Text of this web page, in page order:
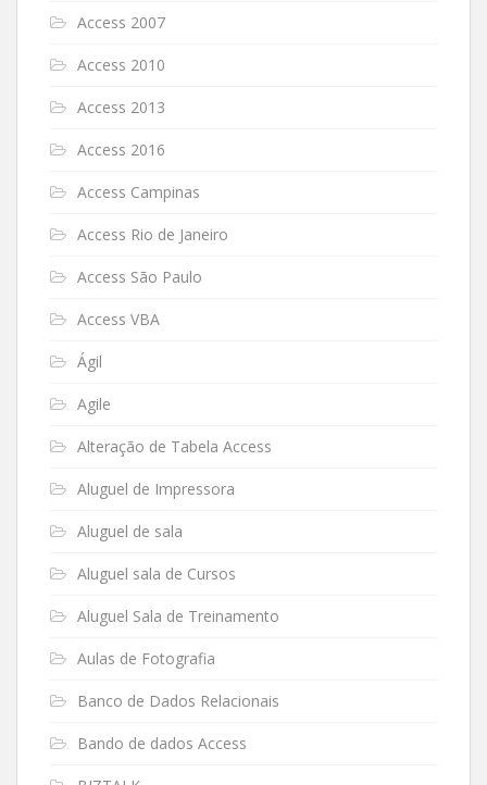
Access 2007
Access 2010
Access 2013
Access 2016
Access Campinas
Access Rio de Janeiro
Access São Paulo
Access VBA
Ágil
Agile
Alteração de Tabela Access
Aluguel de Impressora
Aluguel de sala
Aluguel sala de Cursos
Aluguel Sala de Treinamento
Aulas de Fotografia
Banco de Dados Relacionais
Bando de dados Access